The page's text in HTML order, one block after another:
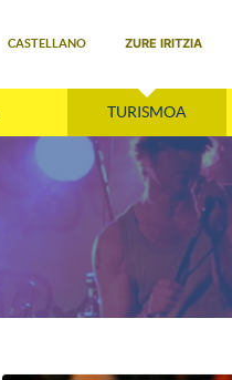
CASTELLANO ZURE IRITZIA
TURISMOA